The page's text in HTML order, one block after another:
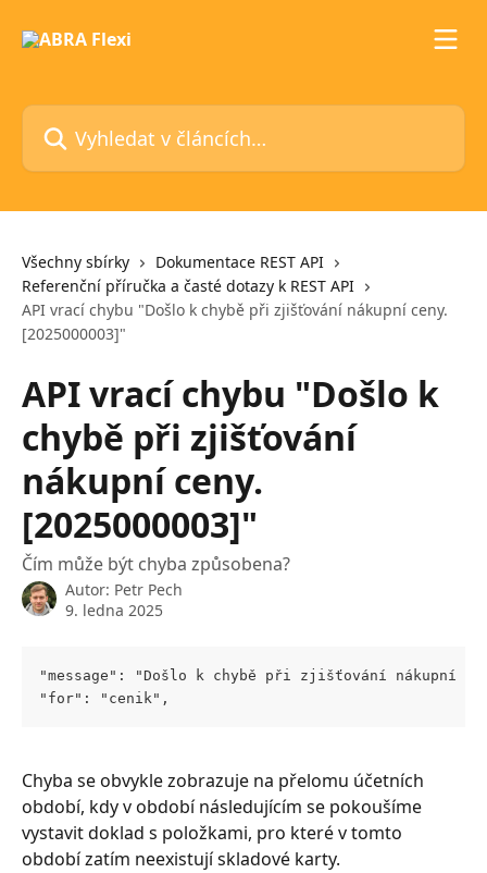
Vyhledat v článcích…
Všechny sbírky
Dokumentace REST API
Referenční příručka a časté dotazy k REST API
API vrací chybu "Došlo k chybě při zjišťování nákupní ceny.
[2025000003]"
API vrací chybu "Došlo k
chybě při zjišťování
nákupní ceny.
[2025000003]"
Čím může být chyba způsobena?
Autor: Petr Pech
9. ledna 2025
"message": "Došlo k chybě při zjišťování nákupní
"for": "cenik",
Chyba se obvykle zobrazuje na přelomu účetních
období, kdy v období následujícím se pokoušíme
vystavit doklad s položkami, pro které v tomto
období zatím neexistují skladové karty.